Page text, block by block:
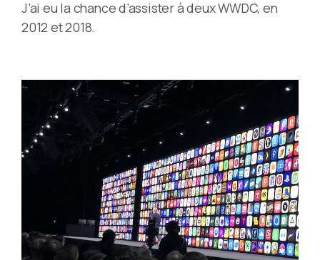
J’ai eu la chance d’assister à deux WWDC, en
2012 et 2018.